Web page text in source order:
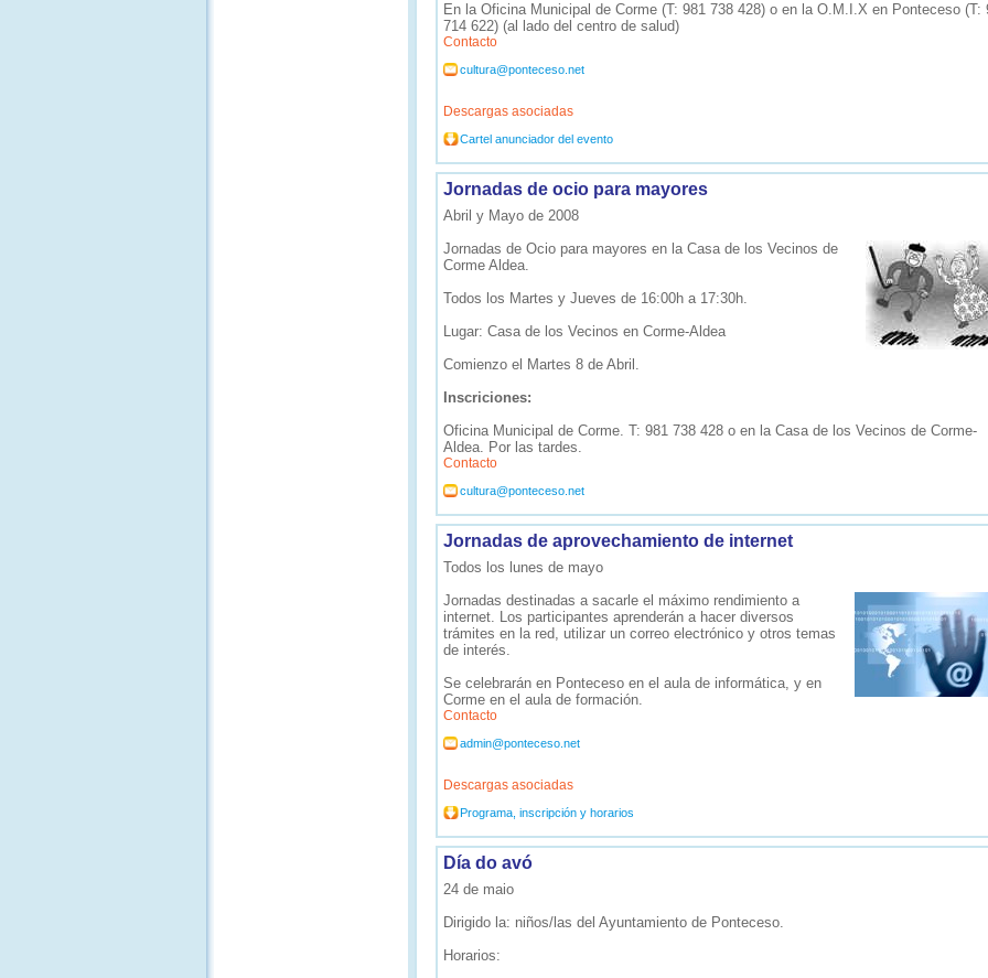
En la Oficina Municipal de Corme (T: 981 738 428) o en la O.M.I.X en Ponteceso (T:
714 622) (al lado del centro de salud)
Contacto
cultura@ponteceso.net
Descargas asociadas
Cartel anunciador del evento
Jornadas de ocio para mayores
Abril y Mayo de 2008
Jornadas de Ocio para mayores en la Casa de los Vecinos de
Corme Aldea.
Todos los Martes y Jueves de 16:00h a 17:30h.
Lugar: Casa de los Vecinos en Corme-Aldea
Comienzo el Martes 8 de Abril.
Inscriciones:
Oficina Municipal de Corme. T: 981 738 428 o en la Casa de los Vecinos de Corme-
Aldea. Por las tardes.
Contacto
cultura@ponteceso.net
Jornadas de aprovechamiento de internet
Todos los lunes de mayo
Jornadas destinadas a sacarle el máximo rendimiento a
internet. Los participantes aprenderán a hacer diversos
trámites en la red, utilizar un correo electrónico y otros temas
de interés.
Se celebrarán en Ponteceso en el aula de informática, y en
Corme en el aula de formación.
Contacto
admin@ponteceso.net
Descargas asociadas
Programa, inscripción y horarios
Día do avó
24 de maio
Dirigido la: niños/las del Ayuntamiento de Ponteceso.
Horarios: